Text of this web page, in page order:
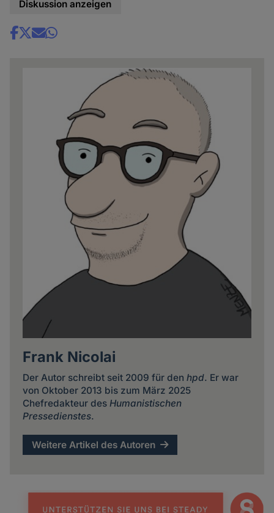
Diskussion anzeigen
Share
Frank Nicolai
Der Autor schreibt seit 2009 für den hpd. Er war
von Oktober 2013 bis zum März 2025
Chefredakteur des Humanistischen
Pressedienstes.
Weitere Artikel des Autoren